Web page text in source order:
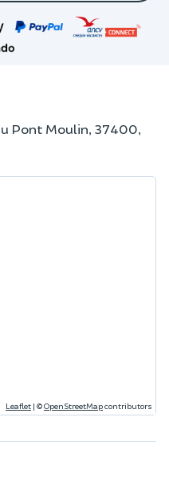
Pont Moulin, 37400,
Leaflet | ©OpenStreetMapcontributors